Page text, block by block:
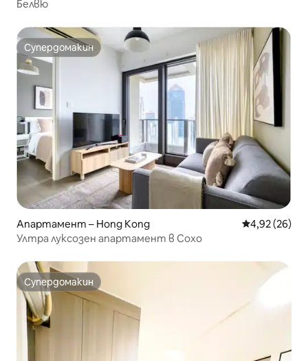
Белвю
Супердомакин
Супердомакин
Апартамент – Hong Kong Средна
4,92 (26)
Ултра луксозен апартамент в Сохо
Супердомакин
Супердомакин